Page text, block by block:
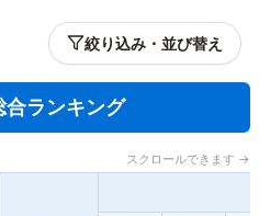
絞り込み・並び替え
合ランキング
スクロールできます →